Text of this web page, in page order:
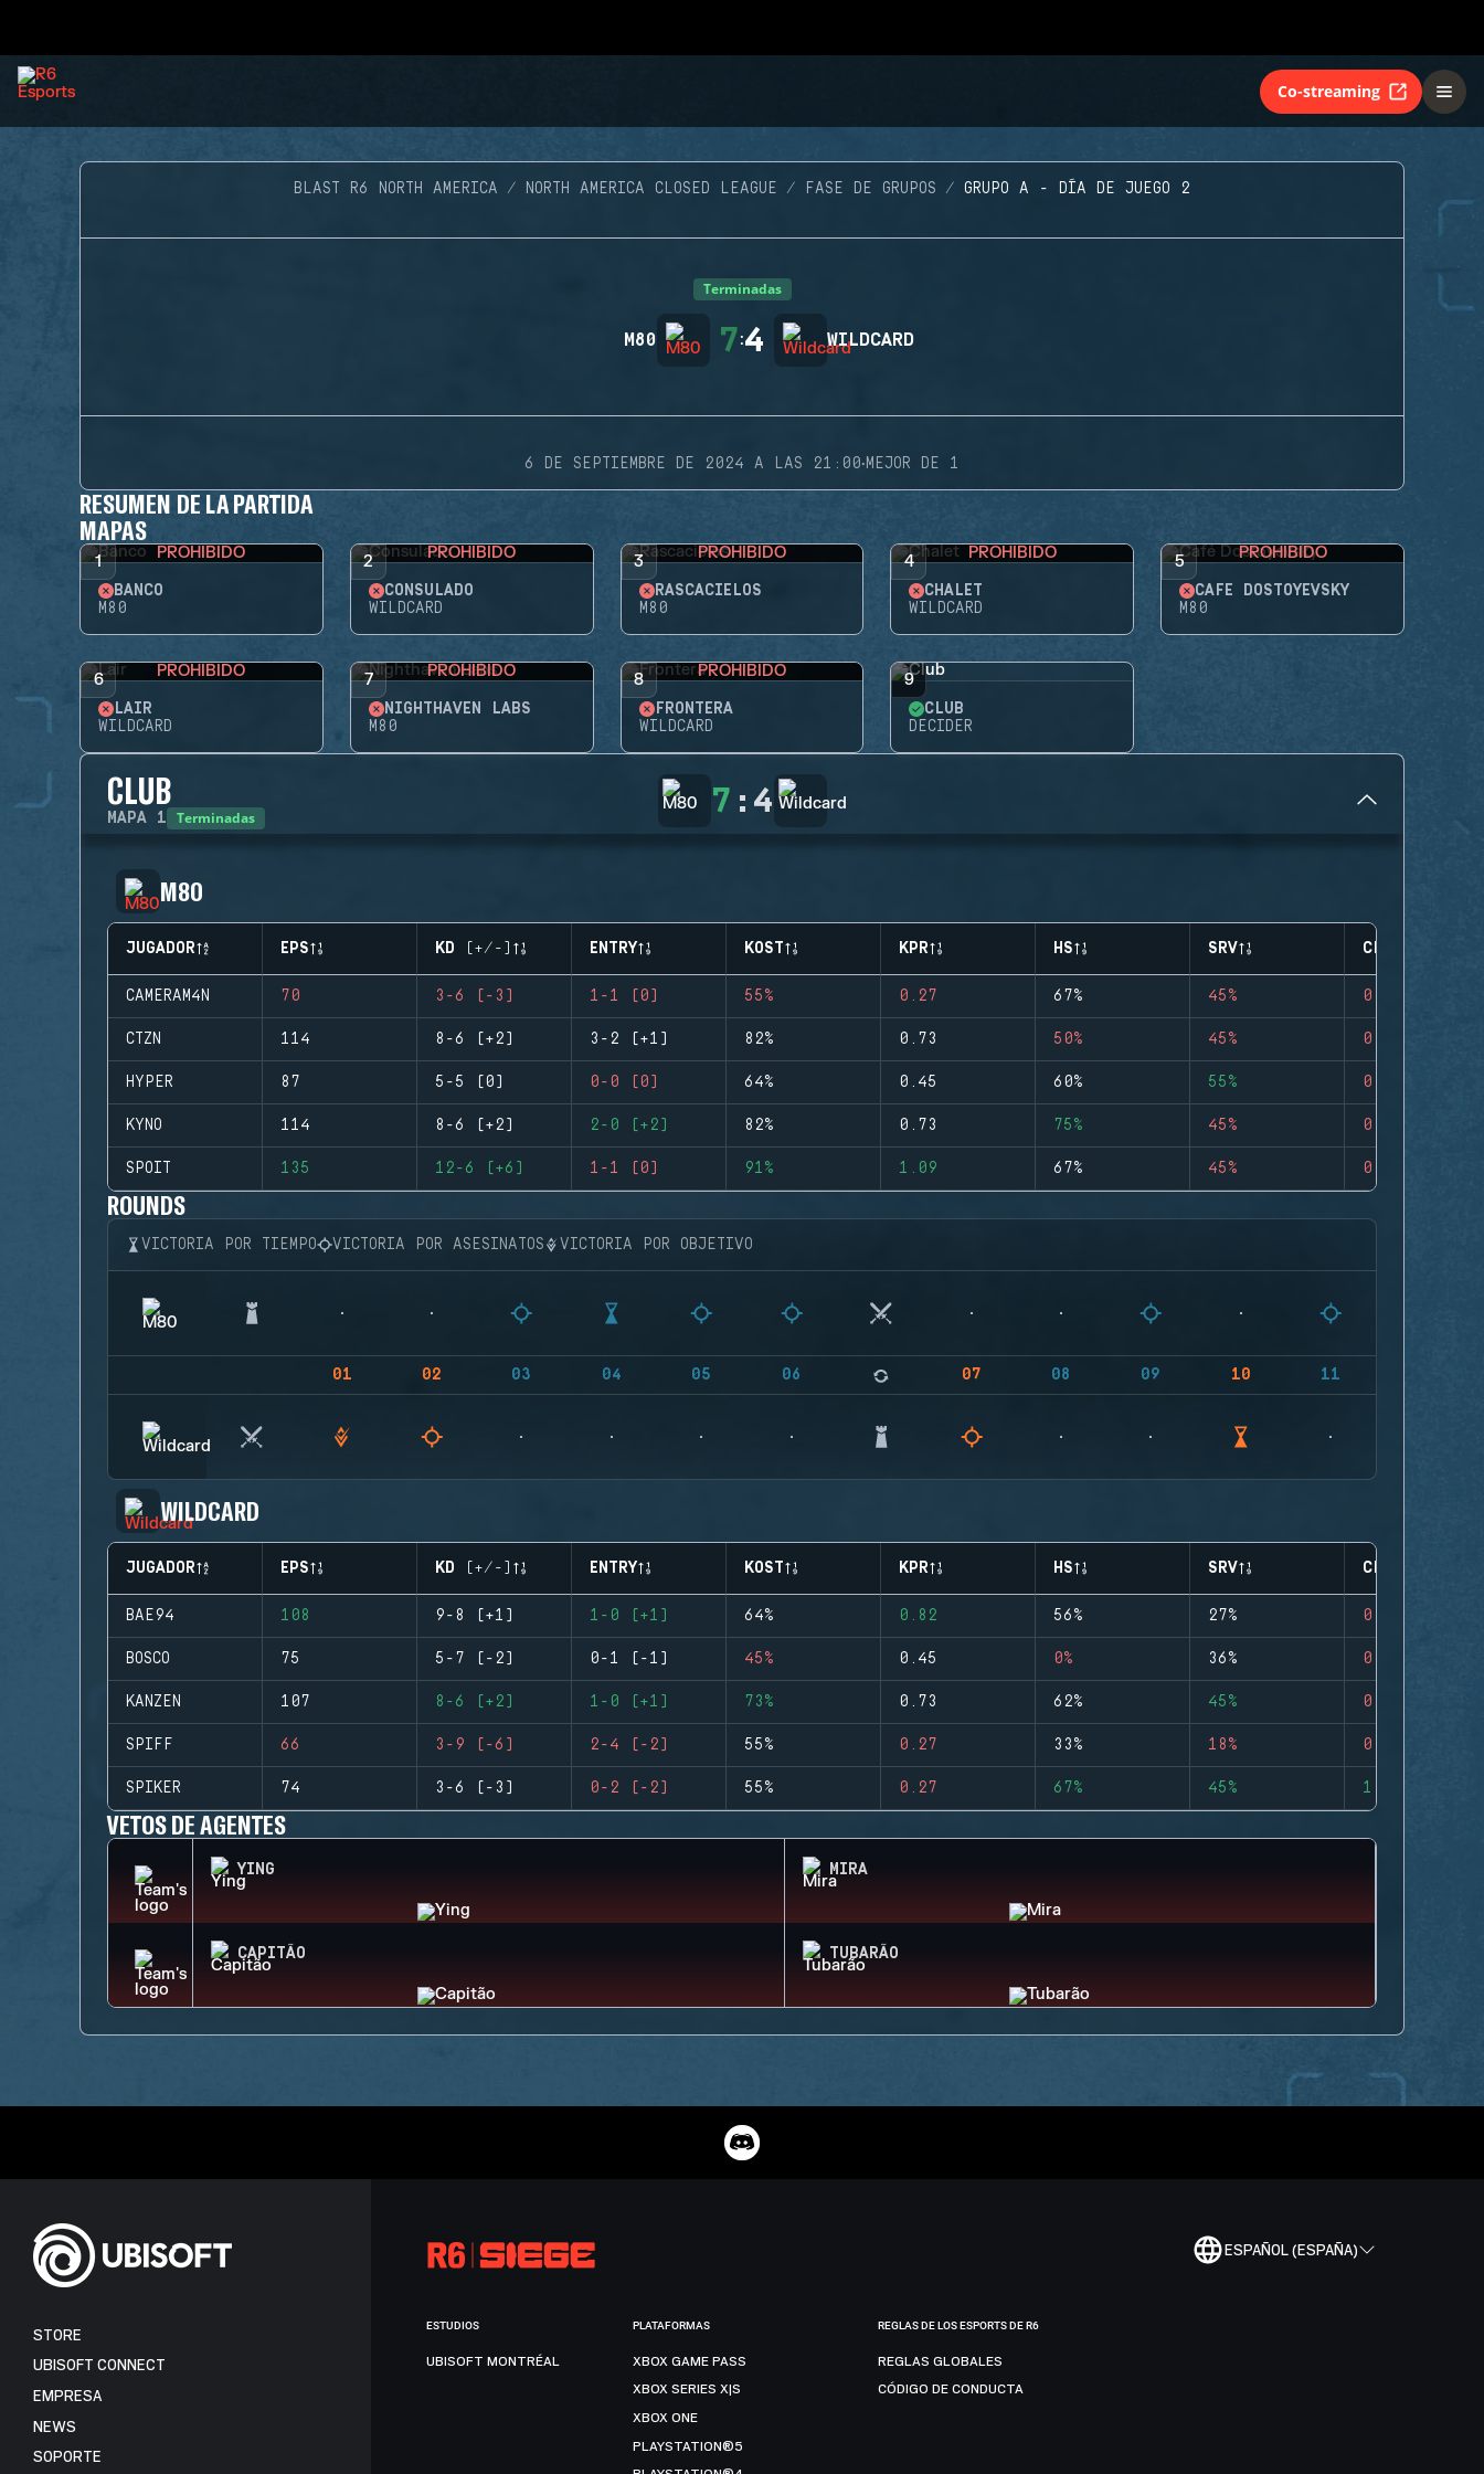
Co-streaming
BLAST R6 NORTH AMERICA NORTH AMERICA CLOSED LEAGUE FASE DE GRUPOS GRUPO A - DÍA DE JUEGO 2
Terminadas
M80 7:4 WILDCARD
6 DE SEPTIEMBRE DE 2024 A LAS 21:00·MEJOR DE 1
RESUMEN DE LA PARTIDA
MAPAS
1 PROHIBIDO
BANCO
M80
2 PROHIBIDO
CONSULADO
WILDCARD
3 PROHIBIDO
RASCACIELOS
M80
4 PROHIBIDO
CHALET
WILDCARD
5 PROHIBIDO
CAFÉ DOSTOYEVSKY
M80
6 PROHIBIDO
LAIR
WILDCARD
7 PROHIBIDO
NIGHTHAVEN LABS
M80
8 PROHIBIDO
FRONTERA
WILDCARD
9
CLUB
DECIDER
CLUB
MAPA 1 Terminadas 7 : 4
M80
JUGADOR EPS KD (+/-) ENTRY KOST KPR HS SRV CLUTCHES
CAMERAM4N 70 3-6 (-3) 1-1 (0) 55% 0.27 67% 45% 0
CTZN 114 8-6 (+2) 3-2 (+1) 82% 0.73 50% 45% 0
HYPER 87 5-5 (0) 0-0 (0) 64% 0.45 60% 55% 0
KYNO 114 8-6 (+2) 2-0 (+2) 82% 0.73 75% 45% 0
SPOIT 135 12-6 (+6) 1-1 (0) 91% 1.09 67% 45% 0
ROUNDS
VICTORIA POR TIEMPO VICTORIA POR ASESINATOS VICTORIA POR OBJETIVO
01 02 03 04 05 06 07 08 09 10 11
WILDCARD
JUGADOR EPS KD (+/-) ENTRY KOST KPR HS SRV CLUTCHES
BAE94 108 9-8 (+1) 1-0 (+1) 64% 0.82 56% 27% 0
BOSCO 75 5-7 (-2) 0-1 (-1) 45% 0.45 0% 36% 0
KANZEN 107 8-6 (+2) 1-0 (+1) 73% 0.73 62% 45% 0
SPIFF 66 3-9 (-6) 2-4 (-2) 55% 0.27 33% 18% 0
SPIKER 74 3-6 (-3) 0-2 (-2) 55% 0.27 67% 45% 1
VETOS DE AGENTES
YING MIRA
CAPITÃO TUBARÃO
ESPAÑOL (ESPAÑA)
STORE
UBISOFT CONNECT
EMPRESA
NEWS
SOPORTE
ESTUDIOS
UBISOFT MONTRÉAL
PLATAFORMAS
XBOX GAME PASS
XBOX SERIES X|S
XBOX ONE
PLAYSTATION®5
REGLAS DE LOS ESPORTS DE R6
REGLAS GLOBALES
CÓDIGO DE CONDUCTA